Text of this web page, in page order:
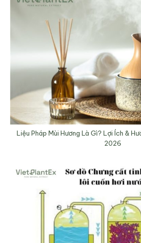
Liệu Pháp Mùi Hương Là Gì? Lợi Ích &
2026